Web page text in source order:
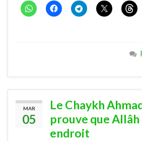
MAR
05
Le Chaykh
prouve que Allâh
endroit